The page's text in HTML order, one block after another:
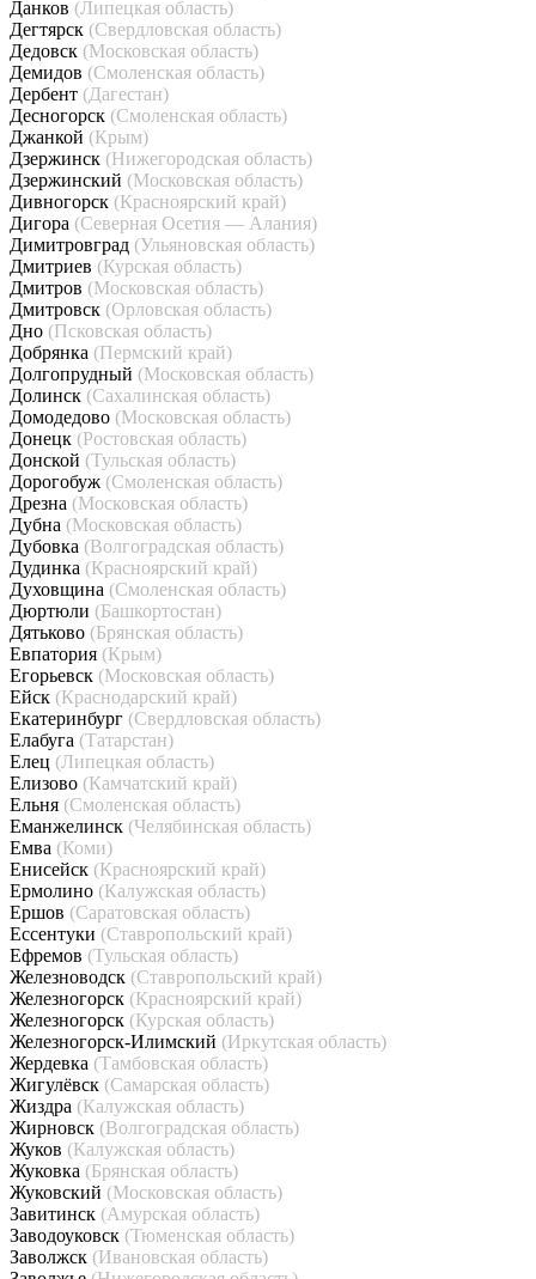
Данков (Липецкая область)
Дегтярск (Свердловская область)
Дедовск (Московская область)
Демидов (Смоленская область)
Дербент (Дагестан)
Десногорск (Смоленская область)
Джанкой (Крым)
Дзержинск (Нижегородская область)
Дзержинский (Московская область)
Дивногорск (Красноярский край)
Дигора (Северная Осетия — Алания)
Димитровград (Ульяновская область)
Дмитриев (Курская область)
Дмитров (Московская область)
Дмитровск (Орловская область)
Дно (Псковская область)
Добрянка (Пермский край)
Долгопрудный (Московская область)
Долинск (Сахалинская область)
Домодедово (Московская область)
Донецк (Ростовская область)
Донской (Тульская область)
Дорогобуж (Смоленская область)
Дрезна (Московская область)
Дубна (Московская область)
Дубовка (Волгоградская область)
Дудинка (Красноярский край)
Духовщина (Смоленская область)
Дюртюли (Башкортостан)
Дятьково (Брянская область)
Евпатория (Крым)
Егорьевск (Московская область)
Ейск (Краснодарский край)
Екатеринбург (Свердловская область)
Елабуга (Татарстан)
Елец (Липецкая область)
Елизово (Камчатский край)
Ельня (Смоленская область)
Еманжелинск (Челябинская область)
Емва (Коми)
Енисейск (Красноярский край)
Ермолино (Калужская область)
Ершов (Саратовская область)
Ессентуки (Ставропольский край)
Ефремов (Тульская область)
Железноводск (Ставропольский край)
Железногорск (Красноярский край)
Железногорск (Курская область)
Железногорск-Илимский (Иркутская область)
Жердевка (Тамбовская область)
Жигулёвск (Самарская область)
Жиздра (Калужская область)
Жирновск (Волгоградская область)
Жуков (Калужская область)
Жуковка (Брянская область)
Жуковский (Московская область)
Завитинск (Амурская область)
Заводоуковск (Тюменская область)
Заволжск (Ивановская область)